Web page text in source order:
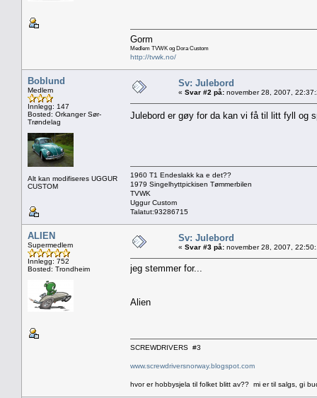
Gorm
Medlem TVWK og Dora Custom
http://tvwk.no/
Boblund
Medlem
Innlegg: 147
Bosted: Orkanger Sør-
Trøndelag
Alt kan modifiseres UGGUR
CUSTOM
Sv: Julebord
« Svar #2 på: november 28, 2007,
Julebord er gøy for da kan vi få til litt fyll og
1960 T1 Endeslakk ka e det??
1979 Singelhyttpickisen Tømmerbilen
TVWK
Uggur Custom
Talatut:93286715
ALIEN
Supermedlem
Innlegg: 752
Bosted: Trondheim
Sv: Julebord
« Svar #3 på: november 28, 2007,
jeg stemmer for...
Alien
SCREWDRIVERS #3
www.screwdriversnorway.blogspot.com
hvor er hobbysjela til folket blitt av?? mi er til salgs, gi